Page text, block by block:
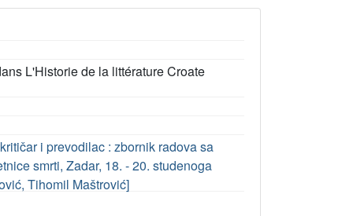
L'Historie de la littérature Croate
i prevodilac : zbornik radova sa
smrti, Zadar, 18. - 20. studenoga
Tihomil Maštrović]